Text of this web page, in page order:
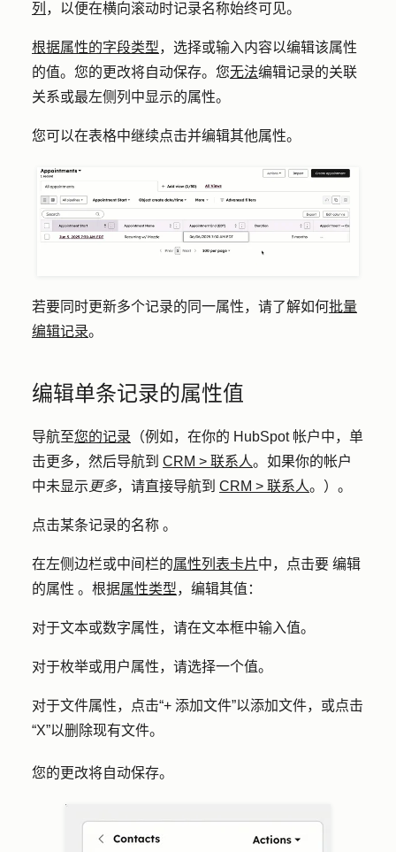
列 ，以便在横向滚动时记录名称始终可见。
根据属性的字段类型，选择或输入内容以编辑该属性
的值。您的更改将自动保存。您无法编辑记录的关联
关系或最左侧列中显示的属性。
您可以在表格中继续点击并编辑其他属性。
若要同时更新多个记录的同一属性，请了解如何批量
编辑记录。
编辑单条记录的属性值
导航至您的记录 （例如，在你的 HubSpot 帐户中，单
击更多，然后导航到 CRM > 联系人。如果你的帐户
中未显示 更多，请直接导航到 CRM > 联系人。）。
点击某条记录的名称 。
在左侧边栏或中间栏的属性列表卡片中，点击要 编辑
的属性 。根据属性类型，编辑其值：
对于文本或数字属性，请在文本框中输入值。
对于枚举或用户属性，请选择一个值。
对于文件属性，点击“+ 添加文件”以添加文件，或点击
“X”以删除现有文件。
您的更改将自动保存。